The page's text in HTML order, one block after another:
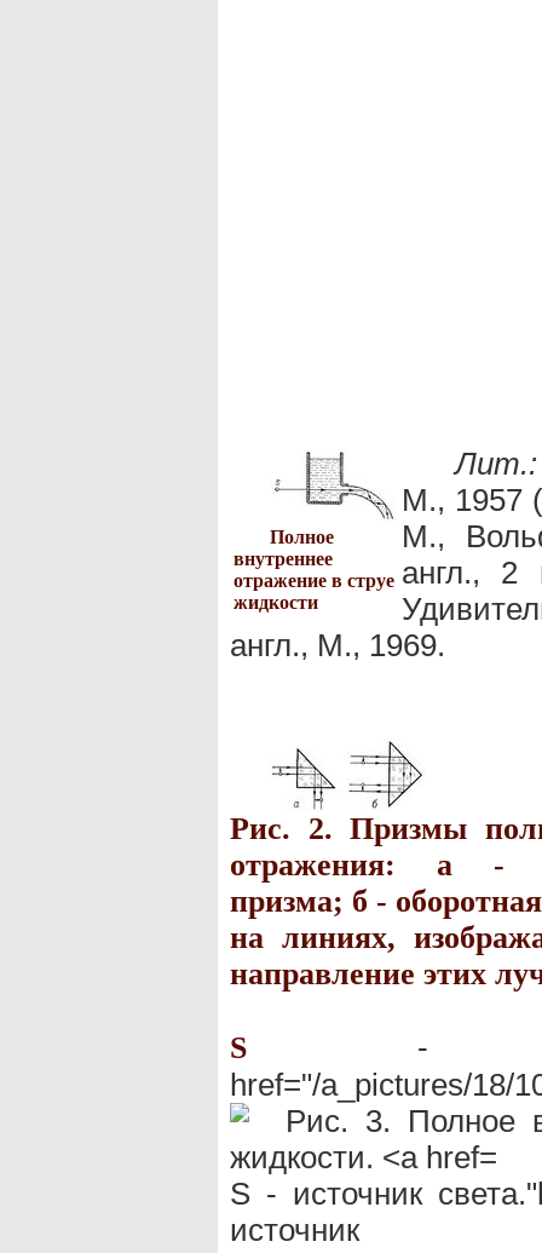
Полное
внутреннее
отражение в струе
жидкости
Лит.:
М., 1957
М.,
англ., 2
англ., М., 1969.
Рис. 2. Призмы
отражения: а -
призма; б -
на линиях,
направление этих
S -
href="/a_pictures/18/
S - источник